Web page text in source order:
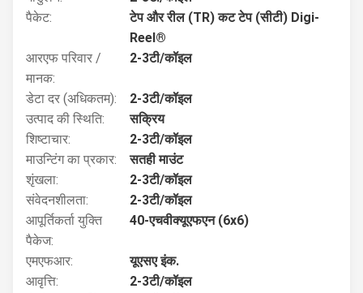
पैकेट:
टेप और रील (TR) कट टेप (सीटी) Digi-
Reel®
आरएफ परिवार /
मानक:
2-3टी/कॉइल
डेटा दर (अधिकतम):
2-3टी/कॉइल
उत्पाद की स्थिति:
सक्रिय
शिष्टाचार:
2-3टी/कॉइल
माउन्टिंग का प्रकार:
सतही माउंट
शृंखला:
2-3टी/कॉइल
संवेदनशीलता:
2-3टी/कॉइल
आपूर्तिकर्ता युक्ति
पैकेज:
40-एचवीक्यूएफएन (6x6)
एमएफआर:
यूएसए इंक.
आवृत्ति:
2-3टी/कॉइल